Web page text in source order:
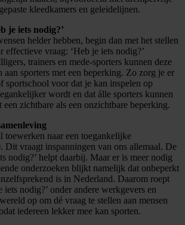
kleedkamers en geleidelijnen.
je iets nodig?’
helder hebben, begin dan met het stellen
effectieve vraag: ‘Heb je iets nodig?’
trainers en mede-sporters kunnen deze
aan sporters met een beperking. Zo zorg je er
sportschool voor dat je kan inspelen op
wordt en dat álle sporters kunnen
zichtbare als een onzichtbare beperking.
naar een toegankelijke
Dit vraagt inspanningen van ons allemaal. De
nodig?’ helpt daarbij. Maar er is meer nodig
onderzoeken blijkt namelijk dat onbeperkt
is in Nederland. Daarom roept
iets nodig?’ onder andere werkgevers en
op om dé vraag te stellen aan mensen
iedereen lekker mee kan sporten.